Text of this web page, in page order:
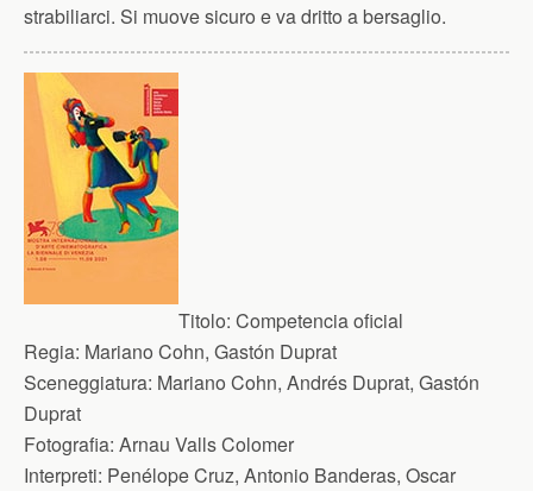
strabiliarci. Si muove sicuro e va dritto a bersaglio.
Titolo: Competencia oficial
Regia: Mariano Cohn, Gastón Duprat
Sceneggiatura: Mariano Cohn, Andrés Duprat, Gastón
Duprat
Fotografia: Arnau Valls Colomer
Interpreti: Penélope Cruz, Antonio Banderas, Oscar